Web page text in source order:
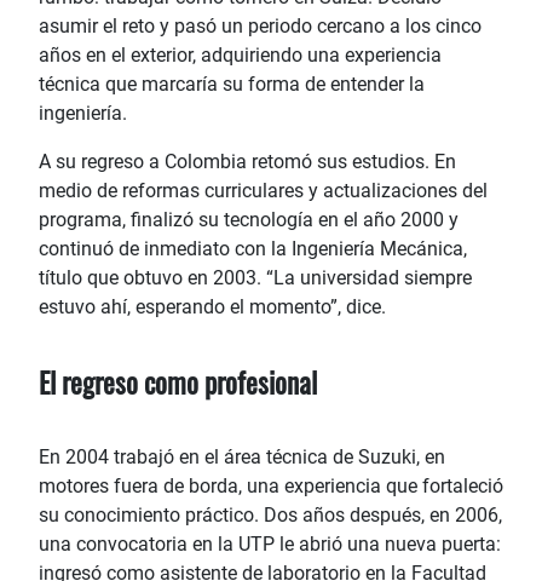
asumir el reto y pasó un periodo cercano a los cinco
años en el exterior, adquiriendo una experiencia
técnica que marcaría su forma de entender la
ingeniería.
A su regreso a Colombia retomó sus estudios. En
medio de reformas curriculares y actualizaciones del
programa, finalizó su tecnología en el año 2000 y
continuó de inmediato con la Ingeniería Mecánica,
título que obtuvo en 2003. “La universidad siempre
estuvo ahí, esperando el momento”, dice.
El regreso como profesional
En 2004 trabajó en el área técnica de Suzuki, en
motores fuera de borda, una experiencia que fortaleció
su conocimiento práctico. Dos años después, en 2006,
una convocatoria en la UTP le abrió una nueva puerta:
ingresó como asistente de laboratorio en la Facultad